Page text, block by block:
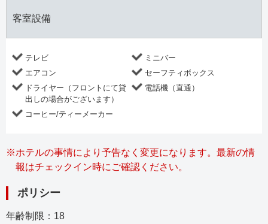
客室設備
テレビ
ミニバー
エアコン
セーフティボックス
ドライヤー（フロントにて貸
出しの場合がございます）
電話機（直通）
コーヒー/ティーメーカー
※ホテルの事情により予告なく変更になります。最新の情
報はチェックイン時にご確認ください。
ポリシー
年齢制限： 18